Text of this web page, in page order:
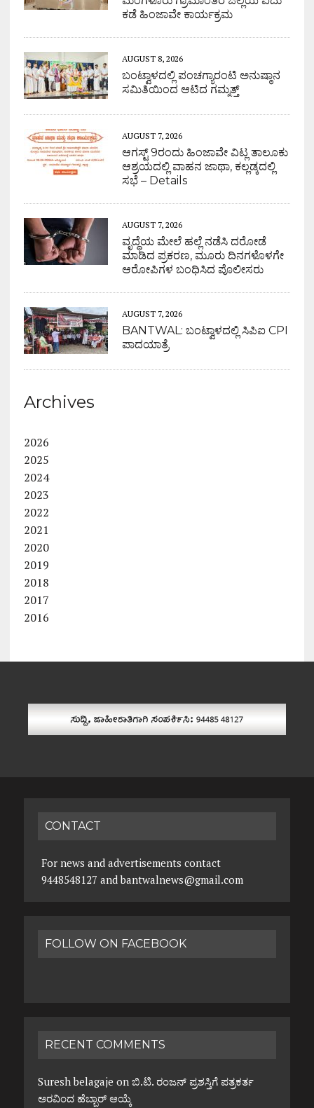
ಕಡೆ ಹಿಂಜಾವೇ ಕಾರ್ಯಕ್ರಮ
AUGUST 8, 2026
ಬಂಟ್ವಾಳದಲ್ಲಿ ಪಂಚಗ್ಯಾರಂಟಿ ಅನುಷ್ಠಾನ
ಸಮಿತಿಯಿಂದ ಆಟಿದ ಗಮ್ಮತ್ತ್
AUGUST 7, 2026
ಆಗಸ್ಟ್ 9ರಂದು ಹಿಂಜಾವೇ ವಿಟ್ಲ ತಾಲೂಕು
ಆಶ್ರಯದಲ್ಲಿ ವಾಹನ ಜಾಥಾ, ಕಲ್ಲಡ್ಕದಲ್ಲಿ
ಸಭೆ – Details
AUGUST 7, 2026
ವೃದ್ಧೆಯ ಮೇಲೆ ಹಲ್ಲೆ ನಡೆಸಿ ದರೋಡೆ
ಮಾಡಿದ ಪ್ರಕರಣ, ಮೂರು ದಿನಗಳೊಳಗೇ
ಆರೋಪಿಗಳ ಬಂಧಿಸಿದ ಪೊಲೀಸರು
AUGUST 7, 2026
BANTWAL: ಬಂಟ್ವಾಳದಲ್ಲಿ ಸಿಪಿಐ CPI
ಪಾದಯಾತ್ರೆ
Archives
2026
2025
2024
2023
2022
2021
2020
2019
2018
2017
2016
CONTACT
For news and advertisements contact
9448548127 and bantwalnews@gmail.com
FOLLOW ON FACEBOOK
RECENT COMMENTS
Suresh belagaje on ಬಿ.ಟಿ. ರಂಜನ್ ಪ್ರಶಸ್ತಿಗೆ ಪತ್ರಕರ್ತ
ಅರವಿಂದ ಹೆಬ್ಬಾರ್ ಆಯ್ಕೆ